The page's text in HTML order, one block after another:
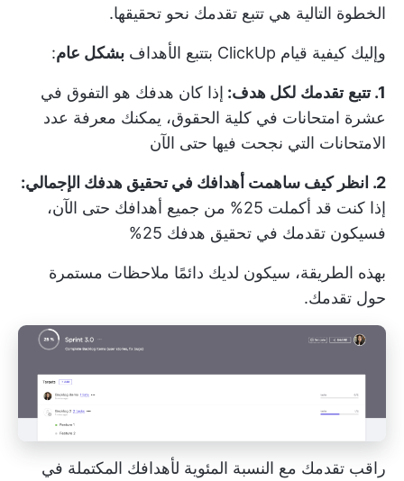
الخطوة التالية هي تتبع تقدمك نحو تحقيقها.
وإليك كيفية قيام ClickUp بتتبع الأهداف بشكل عام:
1. تتبع تقدمك لكل هدف: إذا كان هدفك هو التفوق في
عشرة امتحانات في كلية الحقوق، يمكنك معرفة عدد
الامتحانات التي نجحت فيها حتى الآن
2. انظر كيف ساهمت أهدافك في تحقيق هدفك الإجمالي:
إذا كنت قد أكملت 25% من جميع أهدافك حتى الآن،
فسيكون تقدمك في تحقيق هدفك 25%
بهذه الطريقة، سيكون لديك دائمًا ملاحظات مستمرة
حول تقدمك.
راقب تقدمك مع النسبة المئوية لأهدافك المكتملة في